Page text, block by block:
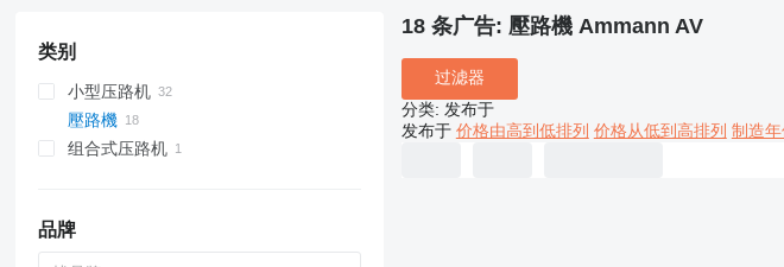
类别
小型压路机
壓路機
组合式压路机
品牌
18 条广告: 壓路機 Ammann AV
过滤器
分类: 发布于
发布于 价格由高到低排列 价格从低到高排列 制造